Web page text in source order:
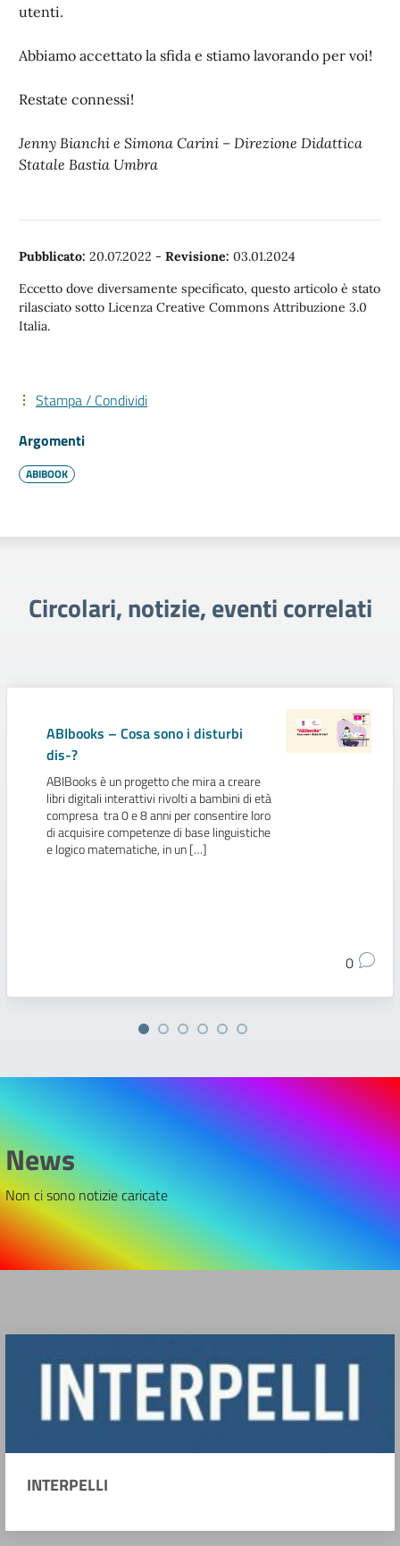
utenti.
Abbiamo accettato la sfida e stiamo lavorando per voi!
Restate connessi!
Jenny Bianchi e Simona Carini – Direzione Didattica
Statale Bastia Umbra
Pubblicato: 20.07.2022 - Revisione: 03.01.2024
Eccetto dove diversamente specificato, questo articolo è stato
rilasciato sotto Licenza Creative Commons Attribuzione 3.0
Italia.
Stampa / Condividi
Argomenti
ABIBOOK
Circolari, notizie, eventi correlati
ABIbooks – Cosa sono i disturbi
dis-?
ABIBooks è un progetto che mira a creare
libri digitali interattivi rivolti a bambini di età
compresa tra 0 e 8 anni per consentire loro
di acquisire competenze di base linguistiche
e logico matematiche, in un […]
0
News
Non ci sono notizie caricate
INTERPELLI